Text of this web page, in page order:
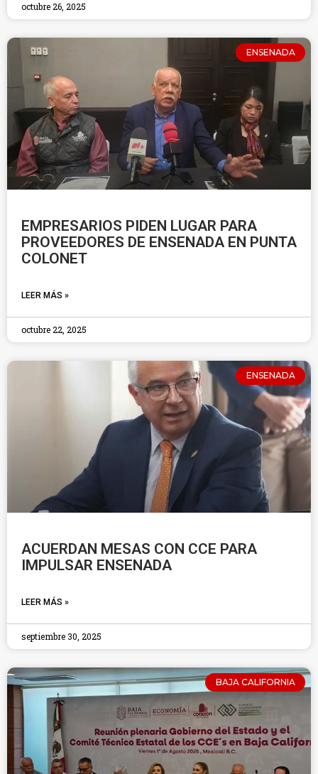
octubre 26, 2025
ENSENADA
EMPRESARIOS PIDEN LUGAR PARA
PROVEEDORES DE ENSENADA EN PUNTA
COLONET
LEER MÁS »
octubre 22, 2025
ENSENADA
ACUERDAN MESAS CON CCE PARA
IMPULSAR ENSENADA
LEER MÁS »
septiembre 30, 2025
BAJA CALIFORNIA